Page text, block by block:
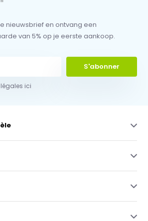
nieuwsbrief en ontvang een
van 5% op je eerste aankoop.
S'abonner
ici